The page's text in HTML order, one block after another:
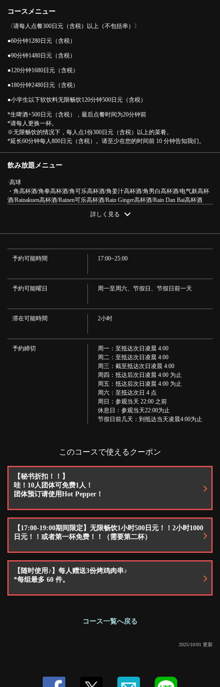
コースメニュー
〈请每人点餐300日元（含税）以上（不包括串）〉
●60分钟1280日元（含税）
●90分钟1480日元（含税）
●120分钟1680日元（含税）
●180分钟2480日元（含税）
●小学生以下软饮料无限畅饮120分钟500日元（含税）
*生啤酒+500日元（含税），最后点餐时间为20分钟前
*请每人更换一杯。
※无限畅饮的情况下，每人点1份300日元（含税）以上的菜肴。
*延长60分钟每人800日元（含税）。请至少在您的时间前 10 分钟告知我们。
飲み放題メニュー
·高球
・角高杯酒/角拳高杯酒/角可乐高杯酒/角姜汁高杯酒/角男白高杯酒/电气麸高杯
酒/Rainakuen高杯酒/Rainen可乐高杯酒/Rain Ginger高杯酒/Rain Dan Bai高杯酒
・特色酒吧 柠檬酸 / 可乐柠檬酸 / 生姜柠檬酸 / 烧酒高 / 柠檬酸 / 葡萄柚酸 / 柠檬
·鸡尾酒
萄柚/伏特加姜/伏特加酸橙汽水/伏特加酸橙
·鸡尾酒
打水/杜松子酒■黑醋栗：卡西斯苏打水/卡西斯乌龙酒/卡西斯橙子/卡西斯葡萄/卡
西斯牛奶/卡西斯茉莉花
·烧酒
·茶歇
・绿茶高/红茶高/胡须茶高/茉莉花高/抹茶高/乌龙高
・梅酒/巨峰酒/柚子酒/白桃酒/蜜柑酒 请选择原料 *苏打水/摇滚乐/可乐/姜汁汽
水/可尔必思/橙子/哈密瓜苏打水/柚子酒/红茶/绿茶/乌龙茶/毛茶/抹茶/茉莉花茶/可
・绿茶/红茶/抹茶/胡须茶/茉莉花茶/奶茶/姜汁汽水/可口可乐/乌龙茶/可尔必思/可
尔必思苏打水/橙汁/西柚汁/哈密瓜苏打水 *可加180日元漂浮（含税）。
詳しく見る
予約可能時間 17:00~25:00
予約可能曜日 周一至周六、节假日、节假日前一天
滞在可能時間 2小时
予約締切
周一：至抵达次日凌晨 4:00
周二：至抵达次日凌晨 4:00
周三：截至抵达次日凌晨 4:00
周四：抵达后次日凌晨 4:00 为止
周五：抵达后次日凌晨 4:00 为止
周六：至抵达次日 4 点
周日：参观当天 22:00 之前
休息日：参观当天22:00为止
节假日前几天：到抵达当天凌晨4:00为止
このコースで使えるクーポン
【秘书折扣！！】
哇！10人团体可免费1人！
团体预订请使用Hot Pepper！
【17:00-19:00期间限定】无限畅饮1小时500日元！！2小时1000
日元！！或者第一杯免费！！（需要第二杯）
【随时使用♪】每人赠送3份烤鸡肉串♪
*每组最多 60 件。
コース一覧へ戻る
2025/10/01 更新
龙舌兰酒OK【选择时间！免费畅饮】60分钟1280日元（含
税）~ | 50円焼き鳥 絶好鳥 市川店
千葉県市川市市川１-２-５ オッセイビル２階
https://akr8213898010.owst.jp/courses/7413358
お店情報をコピー
閉じる